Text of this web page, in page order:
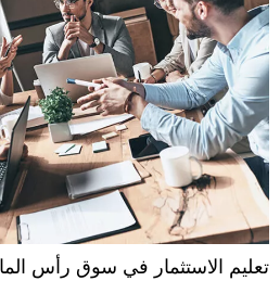
تعليم الاستثمار في سوق رأس